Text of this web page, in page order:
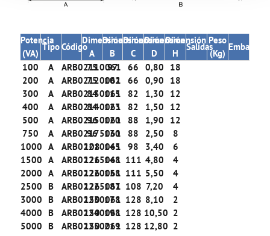
Potencia
(VA)
TipoCódigo
Dimensión
A
Dimensión
B
Dimensión
C
Dimensión
D
Dimensión
H
Salidas
Peso
(Kg)
Embalaje
100
A ARB02110061
75 97 66 0,80
18
200
A ARB02120061
75 102 66 0,90
18
300
A ARB02130061
84 115 82 1,30
12
400
A ARB02140061
84 123 82 1,50
12
500
A ARB02150061
96 120 88 1,90
12
750
A ARB02175061
96 130 88 2,50
8
1000 A ARB02210061
108 145 98 3,40
6
1500 A ARB02215061
126 148 111 4,80
4
2000 A ARB02220061
126 158 111 5,50
4
2500
B ARB02225061
126 187 108 7,20
4
3000
B ARB02230061
150 178 128 8,10
2
4000
B ARB02240061
150 198 128 10,50 2
5000
B ARB02250061
150 219 128 12,80 2